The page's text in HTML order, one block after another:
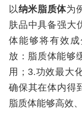
以纳米脂质体为
肤品中具备强大
体能够将有效
放：脂质体能够
用；3.功效最大
确保其在体内得
脂质体能够高效